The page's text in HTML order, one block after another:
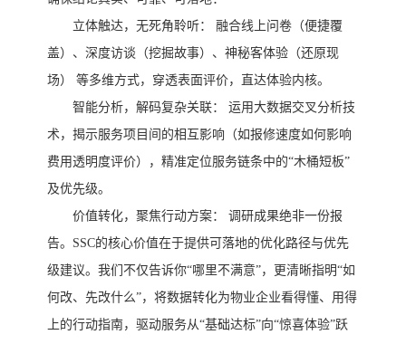
立体触达，无死角聆听：
融合线上问卷（便捷覆
盖）、深度访谈（挖掘故事）、神秘客体验（还原现
场）
等多维方式，穿透表面评价，直达体验内核。
智能分析，解码复杂关联：
运用大数据交叉分析技
术，揭示服务项目间的相互影响（如报修速度如何影响
费用透明度评价），精准定位服务链条中的“木桶短板”
及优先级。
价值转化，聚焦行动方案：
调研成果绝非一份报
告。 SSC的核心价值在于提供可落地的优化路径与优先
级建议。我们不仅告诉你“哪里不满意”，更清晰指明“如
何改、先改什么”，将数据转化为物业企业看得懂、用得
上的行动指南，驱动服务从“基础达标”向“惊喜体验”跃